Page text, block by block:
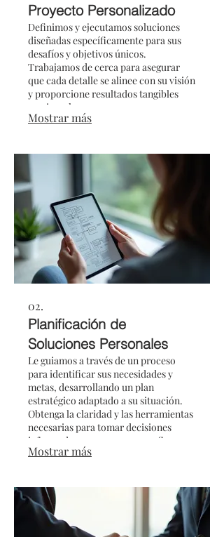
Proyecto Personalizado
Definimos y ejecutamos soluciones
diseñadas específicamente para sus
desafíos y objetivos únicos.
Trabajamos de cerca para asegurar
que cada detalle se alinee con su visión
y proporcione resultados tangibles
que impulsen su progreso.
Mostrar más
02.
Planificación de
Soluciones Personales
Le guiamos a través de un proceso
para identificar sus necesidades y
metas, desarrollando un plan
estratégico adaptado a su situación.
Obtenga la claridad y las herramientas
necesarias para tomar decisiones
informadas y avanzar con confianza.
Mostrar más